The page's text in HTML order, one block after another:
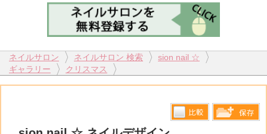
ネイルサロン ネイルサロン 検索
sion nail ☆
ギャラリー
クリスマス